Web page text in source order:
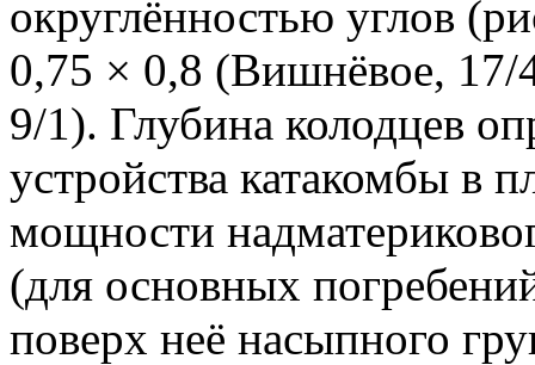
округлённостью углов
0,75 × 0,8 (Вишнёвое,
9/1). Глубина колодцев
устройства катакомбы в
мощности
(для основных
поверх неё насыпного